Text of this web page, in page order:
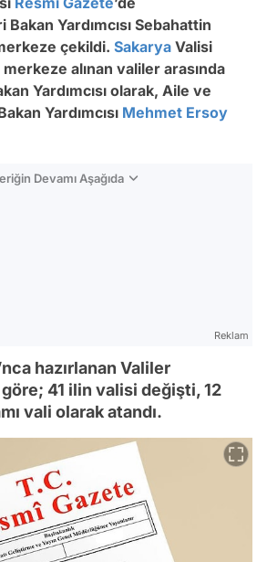
Bakan Yardımcısı Sebahattin
çekildi. Sakarya Valisi
alınan valiler arasında
Yardımcısı olarak, Aile ve
Yardımcısı Mehmet Ersoy
Devamı Aşağıda
Reklam
hazırlanan Valiler
41 ilin valisi değişti, 12
vali olarak atandı.